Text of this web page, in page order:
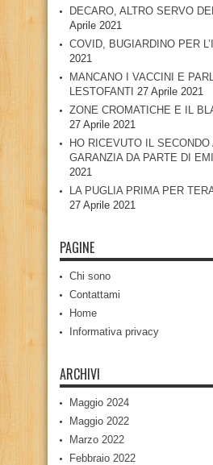
DECARO, ALTRO SERVO
Aprile 2021
COVID, BUGIARDINO PER
2021
MANCANO I VACCINI E
LESTOFANTI 27 Aprile 2021
ZONE CROMATICHE E IL
27 Aprile 2021
HO RICEVUTO IL SECONDO
GARANZIA DA PARTE DI
2021
LA PUGLIA PRIMA PER
27 Aprile 2021
PAGINE
Chi sono
Contattami
Home
Informativa privacy
ARCHIVI
Maggio 2024
Maggio 2022
Marzo 2022
Febbraio 2022